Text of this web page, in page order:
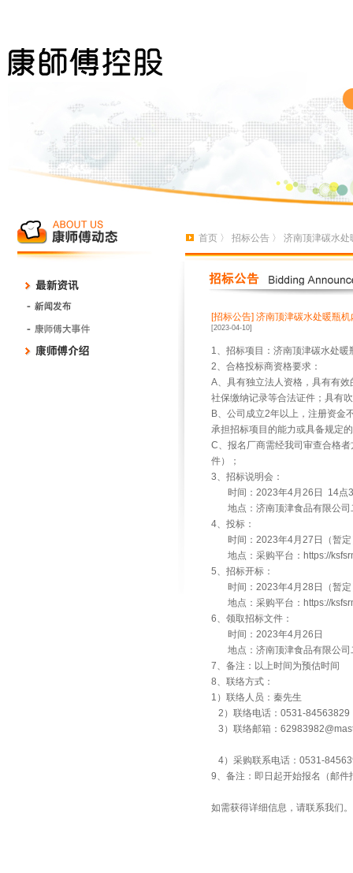
首页 〉 招标公告 〉 济南顶津碳水
[招标公告] 济南顶津碳水处暖瓶
[2023-04-10]
1、招标项目：济南顶津碳水处
2、合格投标商资格要求：
A、具有独立法人资格，具有有
社保缴纳记录等合法证件；具有
B、公司成立2年以上，注册资金
承担招标项目的能力或具备规定
C、报名厂商需经我司审查合格
件）；
3、招标说明会：
时间：2023年4月26日 14点
地点：济南顶津食品有限公司
4、投标：
时间：2023年4月27日（暂定
地点：采购平台：https://
5、招标开标：
时间：2023年4月28日（暂定
地点：采购平台：https://
6、领取招标文件：
时间：2023年4月26日
地点：济南顶津食品有限公司
7、备注：以上时间为预估时间
8、联络方式：
1）联络人员：秦先生
2）联络电话：0531-84563829
3）联络邮箱：
4）采购联系电话：0531-
9、备注：即日起开始报名（邮件
如需获得详细信息，请联系我们。